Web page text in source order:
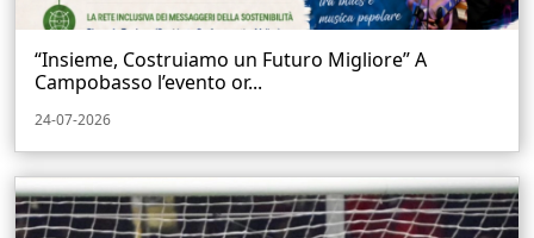
“Insieme, Costruiamo un Futuro Migliore” A
Campobasso l’evento or...
24-07-2026